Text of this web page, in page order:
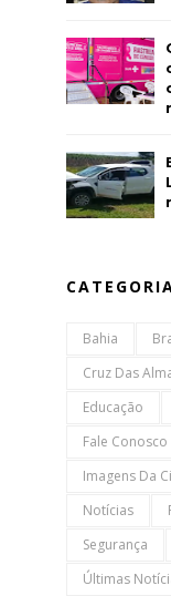
Bahia
Cruz Das
Educação
Fale Conosco
Imagens Da
Notícias
Segurança
Últimas